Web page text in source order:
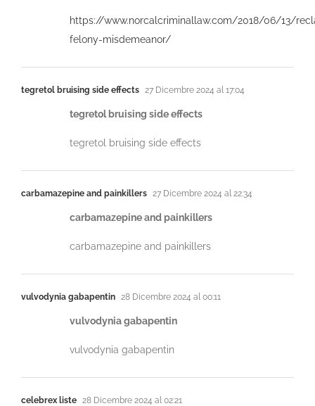
https://www.norcalcriminallaw.com/2018/06/13/
felony-misdemeanor/
tegretol bruising side effects 27 Dicembre 2024 al 17:04
tegretol bruising side effects
tegretol bruising side effects
carbamazepine and painkillers 27 Dicembre 2024 al 22:34
carbamazepine and painkillers
carbamazepine and painkillers
vulvodynia gabapentin 28 Dicembre 2024 al 00:11
vulvodynia gabapentin
vulvodynia gabapentin
celebrex liste 28 Dicembre 2024 al 02:21